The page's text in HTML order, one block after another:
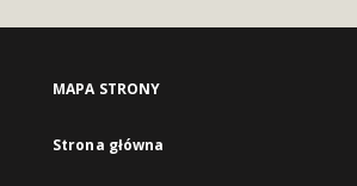
MAPA STRONY
Strona główna